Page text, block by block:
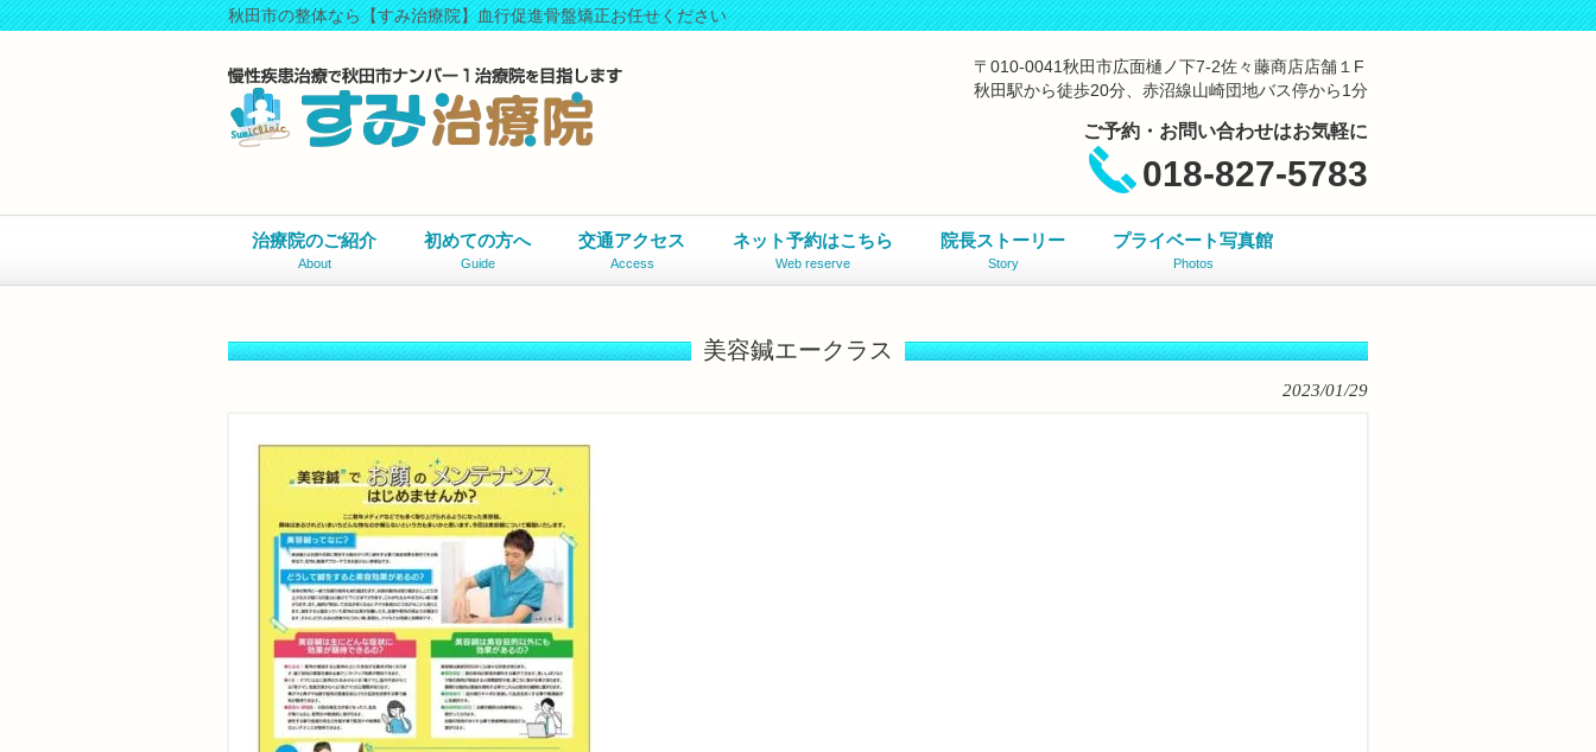
秋田市の整体なら【すみ治療院】血行促進骨盤矯正お任せください
〒010-0041秋田市広面樋ノ下7-2佐々藤商店店舗１F
秋田駅から徒歩20分、赤沼線山崎団地バス停から1分
ご予約・お問い合わせはお気軽に
018-827-5783
治療院のご紹介
About
初めての方へ
Guide
交通アクセス
Access
ネット予約はこちら
Web reserve
院長ストーリー
Story
プライベート写真館
Photos
美容鍼エークラス
2023/01/29